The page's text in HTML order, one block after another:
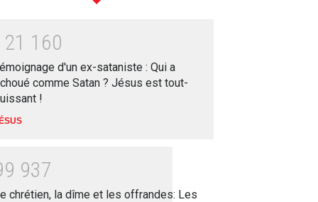
21 1 60
d'un ex-sataniste : Qui a
comme Satan ? Jésus est tout-
!
9 937
chrétien, la dîme et les offrandes: Les